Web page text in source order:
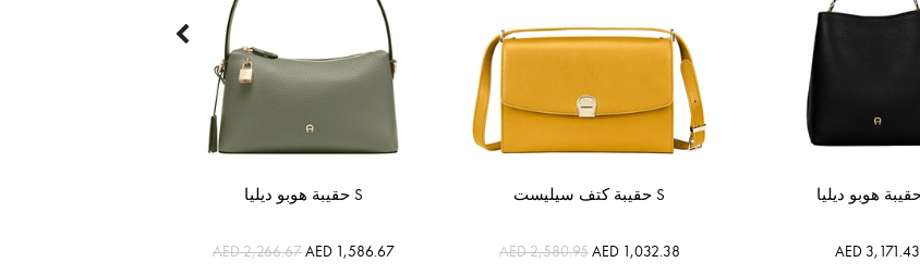
حقيبة هوبو ديليا S
AED 2,266.67AED 1,586.67
حقيبة كتف سيليست S
AED 2,580.95AED 1,032.38 AED 3,171.43